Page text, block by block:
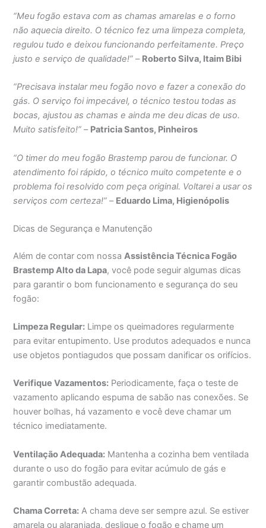
“Meu fogão estava com as chamas amarelas e o forno
não aquecia direito. O técnico fez uma limpeza completa,
regulou tudo e deixou funcionando perfeitamente. Preço
justo e serviço de qualidade!” – Roberto Silva, Itaim Bibi
“Precisava instalar meu fogão novo e fazer a conexão do
gás. O serviço foi impecável, o técnico testou todas as
bocas, ajustou as chamas e ainda me deu dicas de uso.
Muito satisfeito!” – Patricia Santos, Pinheiros
“O timer do meu fogão Brastemp parou de funcionar. O
atendimento foi rápido, o técnico muito competente e o
problema foi resolvido com peça original. Voltarei a usar os
serviços com certeza!” – Eduardo Lima, Higienópolis
Dicas de Segurança e Manutenção
Além de contar com nossaAssistência Técnica Fogão
Brastemp Alto da Lapa, você pode seguir algumas dicas
para garantir o bom funcionamento e segurança do seu
fogão:
Limpeza Regular: Limpe os queimadores regularmente
para evitar entupimento. Use produtos adequados e nunca
use objetos pontiagudos que possam danificar os orifícios.
Verifique Vazamentos: Periodicamente, faça o teste de
vazamento aplicando espuma de sabão nas conexões. Se
houver bolhas, há vazamento e você deve chamar um
técnico imediatamente.
Ventilação Adequada: Mantenha a cozinha bem ventilada
durante o uso do fogão para evitar acúmulo de gás e
garantir combustão adequada.
Chama Correta: A chama deve ser sempre azul. Se estiver
amarela ou alaranjada, desligue o fogão e chame um